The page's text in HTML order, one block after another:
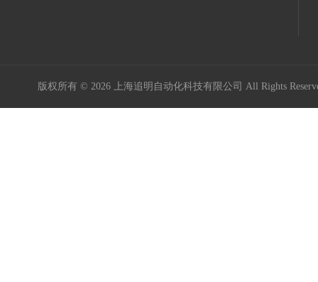
版权所有 © 2026 上海追明自动化科技有限公司 All Rights